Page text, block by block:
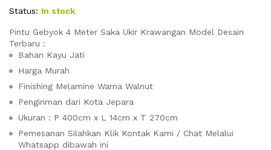
Status: In stock
Pintu Gebyok 4 Meter Saka Ukir Krawangan Model Desain
Terbaru :
Bahan Kayu Jati
Harga Murah
Finishing Melamine Warna Walnut
Pengiriman dari Kota Jepara
Ukuran : P 400cm x L 14cm x T 270cm
Pemesanan Silahkan Klik Kontak Kami / Chat Melalui
Whatsapp dibawah ini